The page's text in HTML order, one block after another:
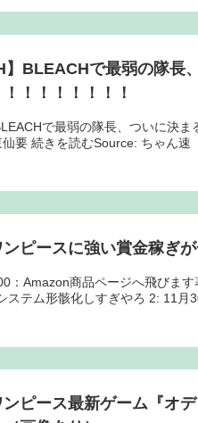
】BLEACHで最弱の隊長
！！！！！！！
で最弱の隊長、ついに決
要 続きを読むSource: ちゃん速
ンピースに強い賞金稼ぎ
：Amazon商品ページへ飛びま
ステム形骸化しすぎやろ 2: 11月
ンピース最新ゲーム『オ